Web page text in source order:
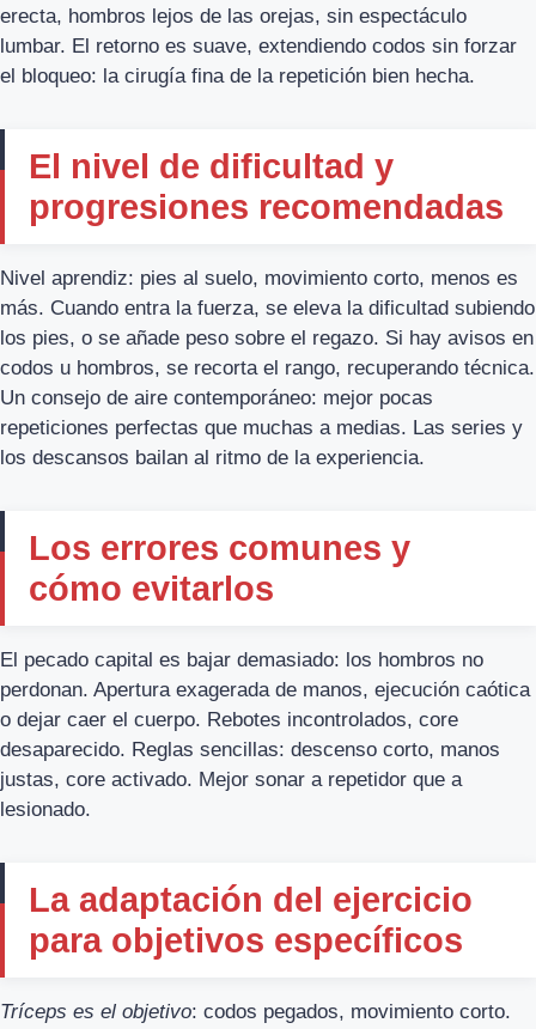
erecta, hombros lejos de las orejas, sin espectáculo
lumbar. El retorno es suave, extendiendo codos sin forzar
el bloqueo: la cirugía fina de la repetición bien hecha.
El nivel de dificultad y
progresiones recomendadas
Nivel aprendiz: pies al suelo, movimiento corto, menos es
más. Cuando entra la fuerza, se eleva la dificultad subiendo
los pies, o se añade peso sobre el regazo. Si hay avisos en
codos u hombros, se recorta el rango, recuperando técnica.
Un consejo de aire contemporáneo: mejor pocas
repeticiones perfectas que muchas a medias. Las series y
los descansos bailan al ritmo de la experiencia.
Los errores comunes y
cómo evitarlos
El pecado capital es bajar demasiado: los hombros no
perdonan. Apertura exagerada de manos, ejecución caótica
o dejar caer el cuerpo. Rebotes incontrolados, core
desaparecido. Reglas sencillas: descenso corto, manos
justas, core activado. Mejor sonar a repetidor que a
lesionado.
La adaptación del ejercicio
para objetivos específicos
Tríceps es el objetivo: codos pegados, movimiento corto.